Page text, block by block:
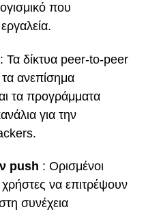
που
: Τα δίκτυα peer-to-peer
ανεπίσημα
τα προγράμματα
για την
push : Ορισμένοι
να επιτρέψουν
συνέχεια